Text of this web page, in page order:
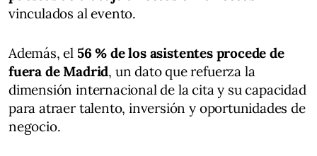
vinculados al evento.
Además, el 56 % de los asistentes procede de
fuera de Madrid, un dato que refuerza la
dimensión internacional de la cita y su capacidad
para atraer talento, inversión y oportunidades de
negocio.